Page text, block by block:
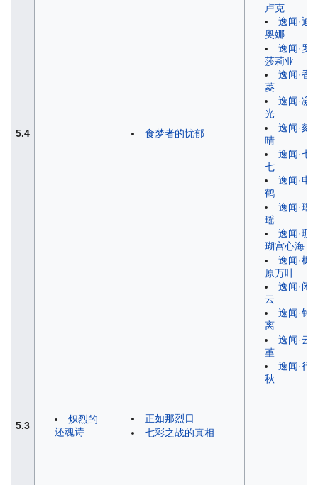
5.4 食梦者的忧郁
卢克
逸闻·迪
奥娜
逸闻·罗
莎莉亚
逸闻·香
菱
逸闻·凝
光
逸闻·刻
晴
逸闻·七
七
逸闻·申
鹤
逸闻·瑶
瑶
逸闻·珊
瑚宫心海
逸闻·枫
原万叶
逸闻·闲
云
逸闻·钟
离
逸闻·云
堇
逸闻·行
秋
5.3
炽烈的
还魂诗
正如那烈日
七彩之战的真相